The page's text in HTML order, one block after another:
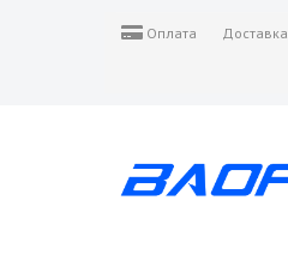
Оплата Доставка